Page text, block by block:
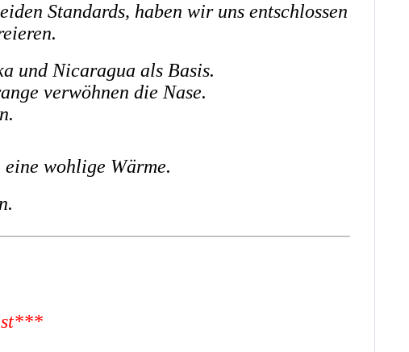
Standards, haben wir uns entschlossen
und Nicaragua als Basis.
verwöhnen die Nase.
eine wohlige Wärme.
***